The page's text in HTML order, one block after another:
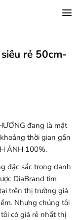
rẻ 50cm-
đang là mặt
thời gian gần
ẢNH 100%.
đặc sắc trong danh
DiaBrand tìm
trên thị trường giá
Nhưng chúng tôi
có giá rẻ nhất thị